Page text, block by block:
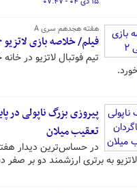
هفته هجدهم سری A
فیلم/ خلاصه بازی لاتزیو ۰ - ناپولی ۲
تیم فوتبال لاتزیو در
پیروزی بزرگ ناپولی در
تعقیب میلان
در حساس‌ترین دیدار
لاتزیو به برتری ارزشمند دو بر